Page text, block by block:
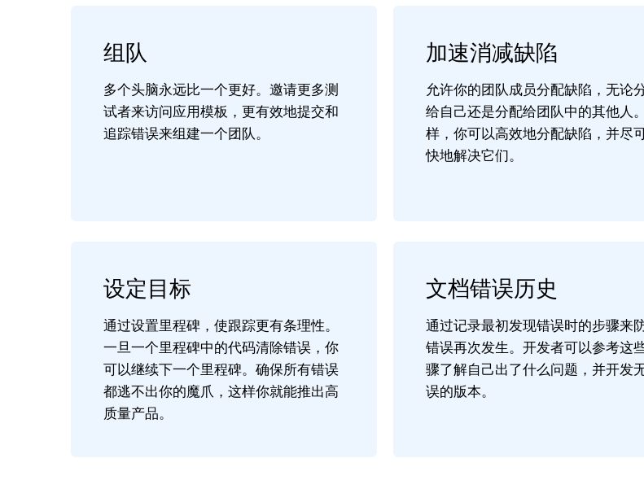
组队
多个头脑永远比一个更好。邀请更多测
试者来访问应用模板，更有效地提交和
追踪错误来组建一个团队。
加速消减缺陷
允许你的团队成员分配缺陷，无论
给自己还是分配给团队中的其他人
样，你可以高效地分配缺陷，并尽
快地解决它们。
设定目标
通过设置里程碑，使跟踪更有条理性。
一旦一个里程碑中的代码清除错误，你
可以继续下一个里程碑。确保所有错误
都逃不出你的魔爪，这样你就能推出高
质量产品。
文档错误历史
通过记录最初发现错误时的步骤来
错误再次发生。开发者可以参考这
骤了解自己出了什么问题，并开发
误的版本。